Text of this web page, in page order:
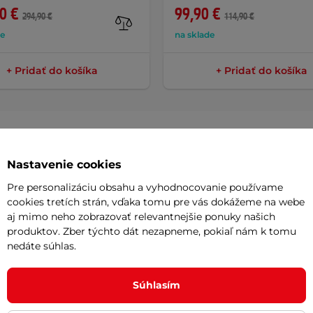
€ 294,90 €
+ Pridať do košíka
99,90 € 114,90 €
na sklade
+ Pridať do košíka
nenápadný doplnok, ktorý ale dokáže
posilňovňu! Stačí ich
stabilné stanovište pre dipy,
s vlastnou hmotnosťou. Všetky
Návod
Vaša
Nastavenie cookies
Pre personalizáciu obsahu a vyhodnocovanie používame
cookies tretích strán, vďaka tomu pre vás dokážeme na webe
aj mimo neho zobrazovať relevantnejšie ponuky našich
produktov. Zber týchto dát nezapneme, pokiaľ nám k tomu
nedáte súhlas.
Súhlasím